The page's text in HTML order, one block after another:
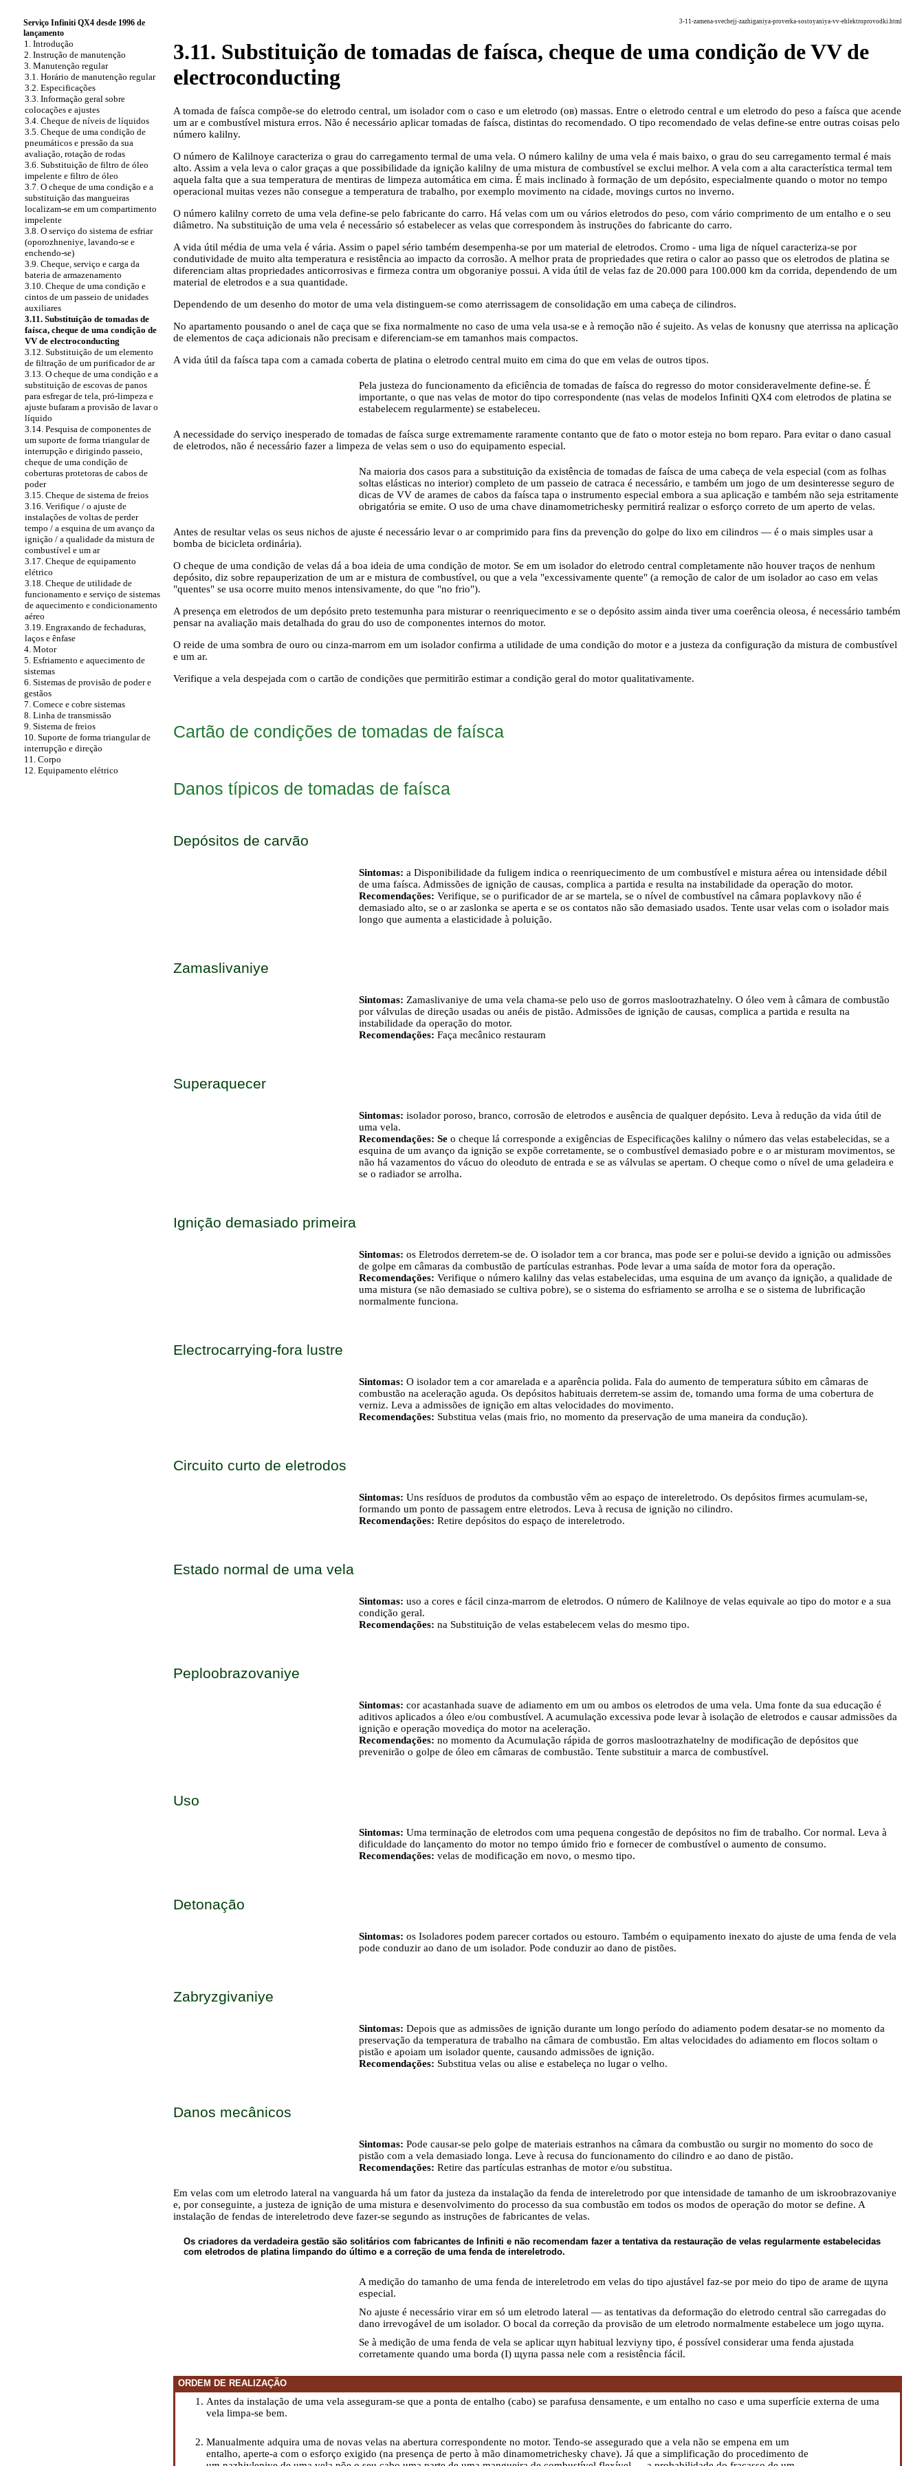
Serviço Infiniti QX4 desde 1996 de
lançamento
1. Introdução
2. Instrução de manutenção
3. Manutenção regular
3.1. Horário de manutenção regular
3.2. Especificações
3.3. Informação geral sobre
colocações e ajustes
3.4. Cheque de níveis de líquidos
3.5. Cheque de uma condição de
pneumáticos e pressão da sua
avaliação, rotação de rodas
3.6. Substituição de filtro de óleo
impelente e filtro de óleo
3.7. O cheque de uma condição e a
substituição das mangueiras
localizam-se em um compartimento
impelente
3.8. O serviço do sistema de esfriar
(oporozhneniye, lavando-se e
enchendo-se)
3.9. Cheque, serviço e carga da
bateria de armazenamento
3.10. Cheque de uma condição e
cintos de um passeio de unidades
auxiliares
3.11. Substituição de tomadas de
faísca, cheque de uma condição de
VV de electroconducting
3.12. Substituição de um elemento
de filtração de um purificador de ar
3.13. O cheque de uma condição e a
substituição de escovas de panos
para esfregar de tela, pró-limpeza e
ajuste bufaram a provisão de lavar o
líquido
3.14. Pesquisa de componentes de
um suporte de forma triangular de
interrupção e dirigindo passeio,
cheque de uma condição de
coberturas protetoras de cabos de
poder
3.15. Cheque de sistema de freios
3.16. Verifique / o ajuste de
instalações de voltas de perder
tempo / a esquina de um avanço da
ignição / a qualidade da mistura de
combustível e um ar
3.17. Cheque de equipamento
elétrico
3.18. Cheque de utilidade de
funcionamento e serviço de sistemas
de aquecimento e condicionamento
aéreo
3.19. Engraxando de fechaduras,
laços e ênfase
4. Motor
5. Esfriamento e aquecimento de
sistemas
6. Sistemas de provisão de poder e
gestãos
7. Comece e cobre sistemas
8. Linha de transmissão
9. Sistema de freios
10. Suporte de forma triangular de
interrupção e direção
11. Corpo
12. Equipamento elétrico
3-11-zamena-svechejj-zazhiganiya-proverka-sostoyaniya-vv-ehlektroprovodki.html
3.11. Substituição de tomadas de faísca, cheque de uma condição de VV de
electroconducting
A tomada de faísca compõe-se do eletrodo central, um isolador com o caso e um eletrodo (ов) massas. Entre o eletrodo central e um eletrodo do peso a faísca que acende
um ar e combustível mistura erros. Não é necessário aplicar tomadas de faísca, distintas do recomendado. O tipo recomendado de velas define-se entre outras coisas pelo
número kalilny.
O número de Kalilnoye caracteriza o grau do carregamento termal de uma vela. O número kalilny de uma vela é mais baixo, o grau do seu carregamento termal é mais
alto. Assim a vela leva o calor graças a que possibilidade da ignição kalilny de uma mistura de combustível se exclui melhor. A vela com a alta característica termal tem
aquela falta que a sua temperatura de mentiras de limpeza automática em cima. É mais inclinado à formação de um depósito, especialmente quando o motor no tempo
operacional muitas vezes não consegue a temperatura de trabalho, por exemplo movimento na cidade, movings curtos no inverno.
O número kalilny correto de uma vela define-se pelo fabricante do carro. Há velas com um ou vários eletrodos do peso, com vário comprimento de um entalho e o seu
diâmetro. Na substituição de uma vela é necessário só estabelecer as velas que correspondem às instruções do fabricante do carro.
A vida útil média de uma vela é vária. Assim o papel sério também desempenha-se por um material de eletrodos. Cromo - uma liga de níquel caracteriza-se por
condutividade de muito alta temperatura e resistência ao impacto da corrosão. A melhor prata de propriedades que retira o calor ao passo que os eletrodos de platina se
diferenciam altas propriedades anticorrosivas e firmeza contra um obgoraniye possui. A vida útil de velas faz de 20.000 para 100.000 km da corrida, dependendo de um
material de eletrodos e a sua quantidade.
Dependendo de um desenho do motor de uma vela distinguem-se como aterrissagem de consolidação em uma cabeça de cilindros.
No apartamento pousando o anel de caça que se fixa normalmente no caso de uma vela usa-se e à remoção não é sujeito. As velas de konusny que aterrissa na aplicação
de elementos de caça adicionais não precisam e diferenciam-se em tamanhos mais compactos.
A vida útil da faísca tapa com a camada coberta de platina o eletrodo central muito em cima do que em velas de outros tipos.
Pela justeza do funcionamento da eficiência de tomadas de faísca do regresso do motor consideravelmente define-se. É
importante, o que nas velas de motor do tipo correspondente (nas velas de modelos Infiniti QX4 com eletrodos de platina se
estabelecem regularmente) se estabeleceu.
A necessidade do serviço inesperado de tomadas de faísca surge extremamente raramente contanto que de fato o motor esteja no bom reparo. Para evitar o dano casual
de eletrodos, não é necessário fazer a limpeza de velas sem o uso do equipamento especial.
Na maioria dos casos para a substituição da existência de tomadas de faísca de uma cabeça de vela especial (com as folhas
soltas elásticas no interior) completo de um passeio de catraca é necessário, e também um jogo de um desinteresse seguro de
dicas de VV de arames de cabos da faísca tapa o instrumento especial embora a sua aplicação e também não seja estritamente
obrigatória se emite. O uso de uma chave dinamometrichesky permitirá realizar o esforço correto de um aperto de velas.
Antes de resultar velas os seus nichos de ajuste é necessário levar o ar comprimido para fins da prevenção do golpe do lixo em cilindros — é o mais simples usar a
bomba de bicicleta ordinária).
O cheque de uma condição de velas dá a boa ideia de uma condição de motor. Se em um isolador do eletrodo central completamente não houver traços de nenhum
depósito, diz sobre repauperization de um ar e mistura de combustível, ou que a vela "excessivamente quente" (a remoção de calor de um isolador ao caso em velas
"quentes" se usa ocorre muito menos intensivamente, do que "no frio").
A presença em eletrodos de um depósito preto testemunha para misturar o reenriquecimento e se o depósito assim ainda tiver uma coerência oleosa, é necessário também
pensar na avaliação mais detalhada do grau do uso de componentes internos do motor.
O reide de uma sombra de ouro ou cinza-marrom em um isolador confirma a utilidade de uma condição do motor e a justeza da configuração da mistura de combustível
e um ar.
Verifique a vela despejada com o cartão de condições que permitirão estimar a condição geral do motor qualitativamente.
Cartão de condições de tomadas de faísca
Danos típicos de tomadas de faísca
Depósitos de carvão
Sintomas: a Disponibilidade da fuligem indica o reenriquecimento de um combustível e mistura aérea ou intensidade débil
de uma faísca. Admissões de ignição de causas, complica a partida e resulta na instabilidade da operação do motor.
Recomendações: Verifique, se o purificador de ar se martela, se o nível de combustível na câmara poplavkovy não é
demasiado alto, se o ar zaslonka se aperta e se os contatos não são demasiado usados. Tente usar velas com o isolador mais
longo que aumenta a elasticidade à poluição.
Zamaslivaniye
Sintomas: Zamaslivaniye de uma vela chama-se pelo uso de gorros maslootrazhatelny. O óleo vem à câmara de combustão
por válvulas de direção usadas ou anéis de pistão. Admissões de ignição de causas, complica a partida e resulta na
instabilidade da operação do motor.
Recomendações: Faça mecânico restauram
Superaquecer
Sintomas: isolador poroso, branco, corrosão de eletrodos e ausência de qualquer depósito. Leva à redução da vida útil de
uma vela.
Recomendações: Se o cheque lá corresponde a exigências de Especificações kalilny o número das velas estabelecidas, se a
esquina de um avanço da ignição se expõe corretamente, se o combustível demasiado pobre e o ar misturam movimentos, se
não há vazamentos do vácuo do oleoduto de entrada e se as válvulas se apertam. O cheque como o nível de uma geladeira e
se o radiador se arrolha.
Ignição demasiado primeira
Sintomas: os Eletrodos derretem-se de. O isolador tem a cor branca, mas pode ser e polui-se devido a ignição ou admissões
de golpe em câmaras da combustão de partículas estranhas. Pode levar a uma saída de motor fora da operação.
Recomendações: Verifique o número kalilny das velas estabelecidas, uma esquina de um avanço da ignição, a qualidade de
uma mistura (se não demasiado se cultiva pobre), se o sistema do esfriamento se arrolha e se o sistema de lubrificação
normalmente funciona.
Electrocarrying-fora lustre
Sintomas: O isolador tem a cor amarelada e a aparência polida. Fala do aumento de temperatura súbito em câmaras de
combustão na aceleração aguda. Os depósitos habituais derretem-se assim de, tomando uma forma de uma cobertura de
verniz. Leva a admissões de ignição em altas velocidades do movimento.
Recomendações: Substitua velas (mais frio, no momento da preservação de uma maneira da condução).
Circuito curto de eletrodos
Sintomas: Uns resíduos de produtos da combustão vêm ao espaço de intereletrodo. Os depósitos firmes acumulam-se,
formando um ponto de passagem entre eletrodos. Leva à recusa de ignição no cilindro.
Recomendações: Retire depósitos do espaço de intereletrodo.
Estado normal de uma vela
Sintomas: uso a cores e fácil cinza-marrom de eletrodos. O número de Kalilnoye de velas equivale ao tipo do motor e a sua
condição geral.
Recomendações: na Substituição de velas estabelecem velas do mesmo tipo.
Peploobrazovaniye
Sintomas: cor acastanhada suave de adiamento em um ou ambos os eletrodos de uma vela. Uma fonte da sua educação é
aditivos aplicados a óleo e/ou combustível. A acumulação excessiva pode levar à isolação de eletrodos e causar admissões da
ignição e operação movediça do motor na aceleração.
Recomendações: no momento da Acumulação rápida de gorros maslootrazhatelny de modificação de depósitos que
prevenirão o golpe de óleo em câmaras de combustão. Tente substituir a marca de combustível.
Uso
Sintomas: Uma terminação de eletrodos com uma pequena congestão de depósitos no fim de trabalho. Cor normal. Leva à
dificuldade do lançamento do motor no tempo úmido frio e fornecer de combustível o aumento de consumo.
Recomendações: velas de modificação em novo, o mesmo tipo.
Detonação
Sintomas: os Isoladores podem parecer cortados ou estouro. Também o equipamento inexato do ajuste de uma fenda de vela
pode conduzir ao dano de um isolador. Pode conduzir ao dano de pistões.
Zabryzgivaniye
Sintomas: Depois que as admissões de ignição durante um longo período do adiamento podem desatar-se no momento da
preservação da temperatura de trabalho na câmara de combustão. Em altas velocidades do adiamento em flocos soltam o
pistão e apoiam um isolador quente, causando admissões de ignição.
Recomendações: Substitua velas ou alise e estabeleça no lugar o velho.
Danos mecânicos
Sintomas: Pode causar-se pelo golpe de materiais estranhos na câmara da combustão ou surgir no momento do soco de
pistão com a vela demasiado longa. Leve à recusa do funcionamento do cilindro e ao dano de pistão.
Recomendações: Retire das partículas estranhas de motor e/ou substitua.
Em velas com um eletrodo lateral na vanguarda há um fator da justeza da instalação da fenda de intereletrodo por que intensidade de tamanho de um iskroobrazovaniye
e, por conseguinte, a justeza de ignição de uma mistura e desenvolvimento do processo da sua combustão em todos os modos de operação do motor se define. A
instalação de fendas de intereletrodo deve fazer-se segundo as instruções de fabricantes de velas.
Os criadores da verdadeira gestão são solitários com fabricantes de Infiniti e não recomendam fazer a tentativa da restauração de velas regularmente estabelecidas
com eletrodos de platina limpando do último e a correção de uma fenda de intereletrodo.
A medição do tamanho de uma fenda de intereletrodo em velas do tipo ajustável faz-se por meio do tipo de arame de щупа
especial.
No ajuste é necessário virar em só um eletrodo lateral — as tentativas da deformação do eletrodo central são carregadas do
dano irrevogável de um isolador. O bocal da correção da provisão de um eletrodo normalmente estabelece um jogo щупа.
Se à medição de uma fenda de vela se aplicar щуп habitual lezviyny tipo, é possível considerar uma fenda ajustada
corretamente quando uma borda (I) щупа passa nele com a resistência fácil.
ORDEM DE REALIZAÇÃO
Antes da instalação de uma vela asseguram-se que a ponta de entalho (cabo) se parafusa densamente, e um entalho no caso e uma superfície externa de uma
vela limpa-se bem.
Manualmente adquira uma de novas velas na abertura correspondente no motor. Tendo-se assegurado que a vela não se empena em um
entalho, aperte-a com o esforço exigido (na presença de perto à mão dinamometrichesky chave). Já que a simplificação do procedimento de